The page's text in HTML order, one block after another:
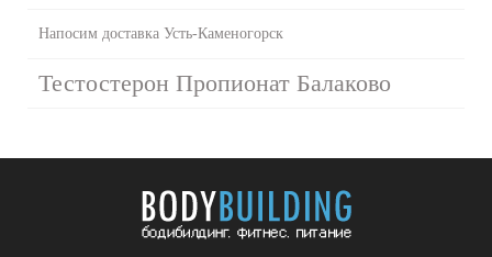
Напосим доставка Усть-Каменогорск
Тестостерон Пропионат Балаково